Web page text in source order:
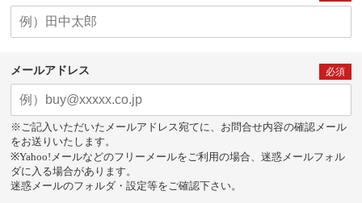
メールアドレス 必須
※ご記入いただいたメールアドレス宛てに、お問合せ内容の確認メール
をお送りいたします。
※Yahoo!メールなどのフリーメールをご利用の場合、迷惑メールフォル
ダに入る場合があります。
迷惑メールのフォルダ・設定等をご確認下さい。